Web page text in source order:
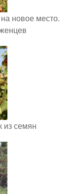
новое место.
из семян